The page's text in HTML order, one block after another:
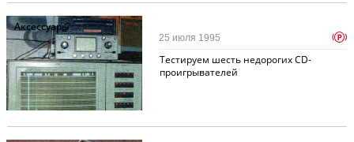
Аксессуары
Тестируем шесть недорогих CD-
проигрывателей
25 июля 1995 p